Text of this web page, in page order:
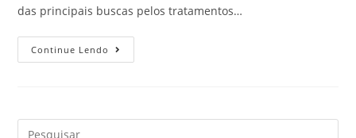
das principais buscas pelos tratamentos…
Continue Lendo